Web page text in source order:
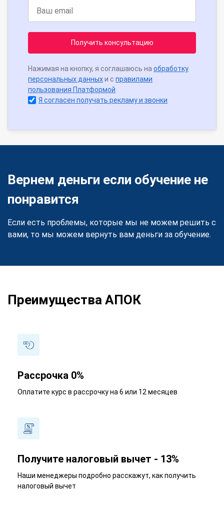
Получить консультацию
Нажимая на кнопку, я соглашаюсь на обработку
персональных данныхи с правилами
пользования Платформой
Я согласен получать рекламу и звонки
Вернем деньги если обучение не
понравится
Если есть проблемы, которые мы не можем решить с
вами, то мы можем вернуть вам деньги за обучение.
Преимущества АПОК
Рассрочка 0%
Оплатите курс в рассрочку на 6 или 12 месяцев
Получите налоговый вычет - 13%
Наши менеджеры подробно расскажут, как получить
налоговый вычет